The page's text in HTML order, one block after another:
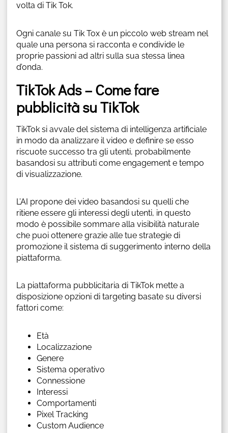
volta di Tik Tok.
Ogni canale su Tik Tox è un piccolo web stream nel
quale una persona si racconta e condivide le
proprie passioni ad altri sulla sua stessa linea
d’onda.
TikTok Ads – Come fare
pubblicità su TikTok
TikTok si avvale del sistema di intelligenza artificiale
in modo da analizzare il video e definire se esso
riscuote successo tra gli utenti, probabilmente
basandosi su attributi come engagement e tempo
di visualizzazione.
L’AI propone dei video basandosi su quelli che
ritiene essere gli interessi degli utenti, in questo
modo è possibile sommare alla visibilità naturale
che puoi ottenere grazie alle tue strategie di
promozione il sistema di suggerimento interno della
piattaforma.
La piattaforma pubblicitaria di TikTok mette a
disposizione opzioni di targeting basate su diversi
fattori come:
Età
Localizzazione
Genere
Sistema operativo
Connessione
Interessi
Comportamenti
Pixel Tracking
Custom Audience